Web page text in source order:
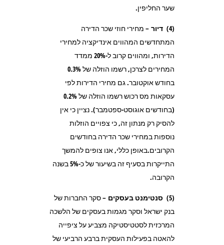
שער החליפין.
(4) דיור – מחירי חוזי שכר הדירה
המתחדשים המהווים אינדיקציה למחירי
הדירות, ומהווים קרוב ל-20% ממדד
המחירים לצרכן, רשמו הוזלה של 0.3%
בחודש אוקטובר. גם מחירי הדירות לפי
עסקאות מס רכוש רשמו הוזלה של 0.2%
(בחודשים אוגוסט-ספטמבר). נציין כי אין
להסיק רק מנתון זה, כי צפויים הוזלות
נוספות במחירי שכר הדירה בחודשים
הקרובים.באופן כללי, אנו צופים להמשך
התייקרות בסעיף זה בשיעור של כ-5% בשנה
הקרובה.
(5) סנטימנט בעסקים – סקר החברות של
בנק ישראל וסקר מגמות בעסקים של הלשכה
המרכזית לסטטיסטיקה מצביע על ציפייה
להאטה בפעילות העסקית ברבע הרביעי של